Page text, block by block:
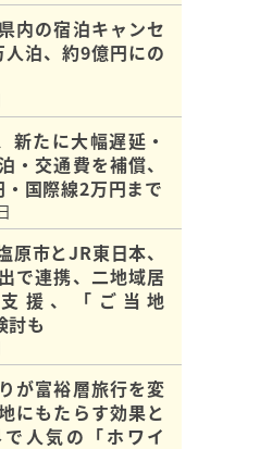
内の宿泊キャンセ
泊、約9億円にの
新たに大幅遅延・
・交通費を補償、
国際線2万円まで
原市とJR東日本、
で連携、二地域居
援、「ご当地
討も
が富裕層旅行を変
にもたらす効果と
人気の「ホワイ